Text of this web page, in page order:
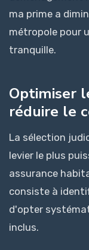
ma prime a
métropole pour
tranquille.
Optimiser
réduire le
La sélection
levier le plus
assurance
consiste à
d'opter
inclus.